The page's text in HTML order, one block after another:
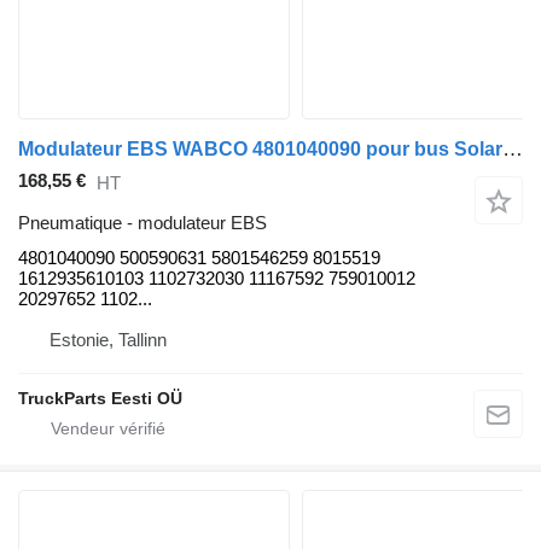
Modulateur EBS WABCO 4801040090 pour bus Solaris Urbino, Alpino, Vacanza (1999-)
168,55 € HT
Pneumatique - modulateur EBS
4801040090 500590631 5801546259 8015519
1612935610103 1102732030 11167592 759010012
20297652 1102...
Estonie, Tallinn
TruckParts Eesti OÜ